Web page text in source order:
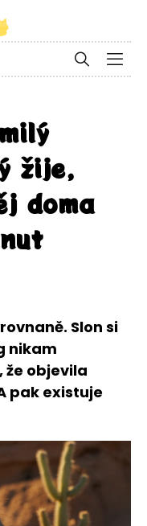
žije,
doma
Slon si
nikam
že objevila
pak existuje